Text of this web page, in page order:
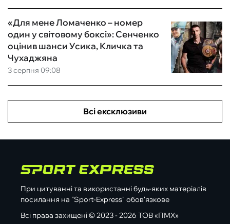
3 серпня 09:08
«Для мене Ломаченко – номер
один у світовому боксі»: Сенченко
оцінив шанси Усика, Кличка та
Чухаджяна
Всі ексклюзиви
При цитуванні та використанні будь-яких матеріалів
посилання на "Sport-Express" обов'язкове
Всі права захищені © 2023 - 2026 ТОВ «ПМХ»